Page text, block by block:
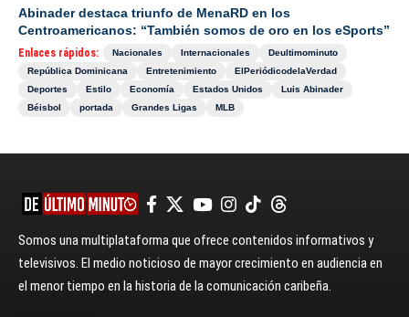
Abinader destaca triunfo de MenaRD en los
Centroamericanos: “También somos de oro en los eSports”
Enlaces rápidos: Nacionales Internacionales
Deultimominuto
República Dominicana
Entretenimiento
ElPeriódicodelaVerdad
Deportes
Estilo Economía Estados Unidos
Luis Abinader
Béisbol
portada Grandes Ligas MLB
Somos una multiplataforma que ofrece contenidos informativos y
televisivos. El medio noticioso de mayor crecimiento en audiencia en
el menor tiempo en la historia de la comunicación caribeña.